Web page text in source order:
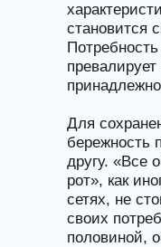
становится
Для
бережность
другу. «Все
рот», как
сетях, не
своих
половиной,